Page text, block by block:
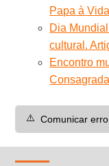
Papa à
Dia
cultural.
Encontro
Consagrada
⚠️ Comunicar erro